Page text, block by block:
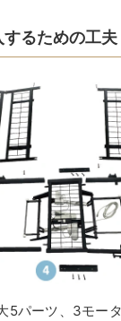
るための工夫
5パーツ、3モー